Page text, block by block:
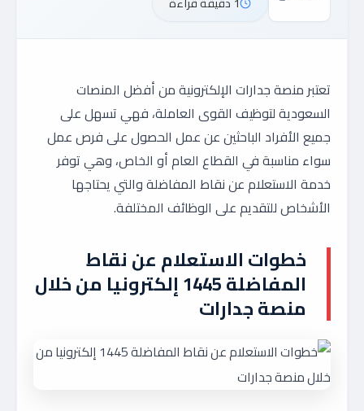
تعتبر منصة جدارات الإلكترونية من أفضل المنصات
السعودية لتوظيف القوى العاملة، فهي تسهل على
جميع الأفراد الباحثين عن عمل الحصول على فرص عمل
سواء مناسبة في القطاع العام أو الخاص، وهي توفر
خدمة الاستعلام عن نقاط المفاضلة والتي يحتاجها
الأشخاص للتقديم على الوظائف المختلفة.
خطوات الاستعلام عن نقاط
المفاضلة 1445 إلكترونيا من خلال
منصة جدارات